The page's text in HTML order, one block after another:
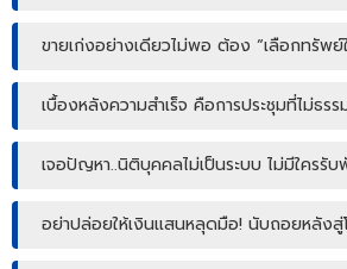
ขายเก่งอย่างเดียวไม่พอ ต้อง “เลือกทรัพย์
เบื้องหลังความสำเร็จ คือการประชุมที่ไม่ธรร
เจอปัญหา..นิติบุคคลไม่เป็นระบบ ไม่มีใครรับ
อย่าปล่อยให้เงินแสนหลุดมือ! นับถอยหลังสู่